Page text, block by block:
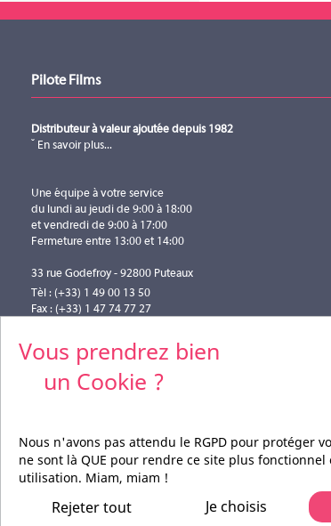
Pilote Films
Distributeur à valeur ajoutée depuis 1982
En savoir plus...
Une équipe à votre service
du lundi au jeudi de 9:00 à 18:00
et vendredi de 9:00 à 17:00
Fermeture entre 13:00 et 14:00
33 rue Godefroy - 92800 Puteaux
Tèl : (+33) 1 49 00 13 50
Fax : (+33) 1 47 74 77 27
Vous prendrez bien
un Cookie ?
Nous n'avons pas attendu le RGPD pour protéger
ne sont là QUE pour rendre ce site plus fonctionnel
utilisation. Miam, miam !
Rejeter tout Je choisis
Pilote Films Tous droits réservés